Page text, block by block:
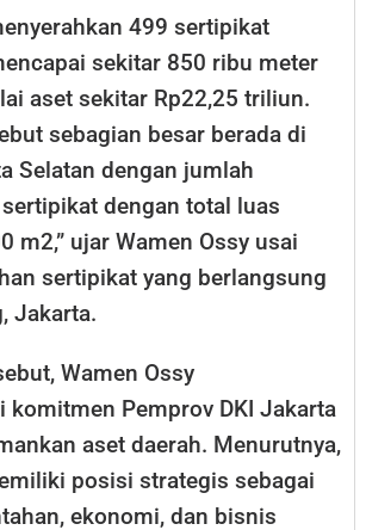
499 sertipikat
sekitar 850 ribu meter
aset sekitar Rp22,25 triliun.
sebagian besar berada di
Selatan dengan jumlah
dengan total luas
m2,” ujar Wamen Ossy usai
sertipikat yang berlangsung
Jakarta.
Wamen Ossy
komitmen Pemprov DKI Jakarta
aset daerah. Menurutnya,
posisi strategis sebagai
ekonomi, dan bisnis